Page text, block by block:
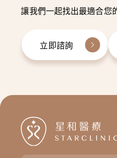
讓我們一起找出最適合您
立即諮詢